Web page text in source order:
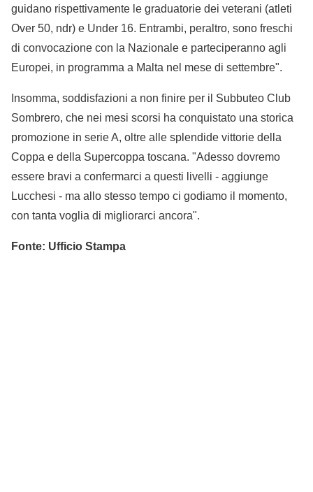
guidano rispettivamente le graduatorie dei veterani (atleti
Over 50, ndr) e Under 16. Entrambi, peraltro, sono freschi
di convocazione con la Nazionale e parteciperanno agli
Europei, in programma a Malta nel mese di settembre".
Insomma, soddisfazioni a non finire per il Subbuteo Club
Sombrero, che nei mesi scorsi ha conquistato una storica
promozione in serie A, oltre alle splendide vittorie della
Coppa e della Supercoppa toscana. "Adesso dovremo
essere bravi a confermarci a questi livelli - aggiunge
Lucchesi - ma allo stesso tempo ci godiamo il momento,
con tanta voglia di migliorarci ancora".
Fonte: Ufficio Stampa